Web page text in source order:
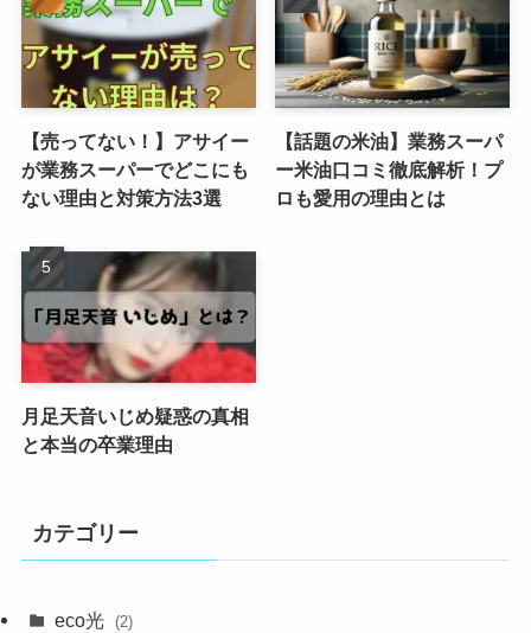
【売ってない！】アサイー
が業務スーパーでどこにも
ない理由と対策方法3選
【話題の米油】業務スーパ
ー米油口コミ徹底解析！プ
ロも愛用の理由とは
月足天音いじめ疑惑の真相
と本当の卒業理由
カテゴリー
eco光 (2)